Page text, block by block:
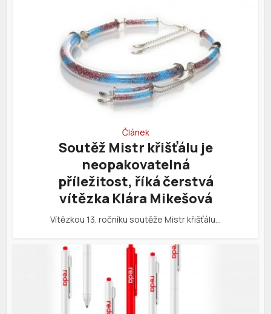
Článek
Soutěž Mistr křišťálu je
neopakovatelná
příležitost, říká čerstvá
vítězka Klára Mikešová
Vítězkou 13. ročníku soutěže Mistr křišťálu…